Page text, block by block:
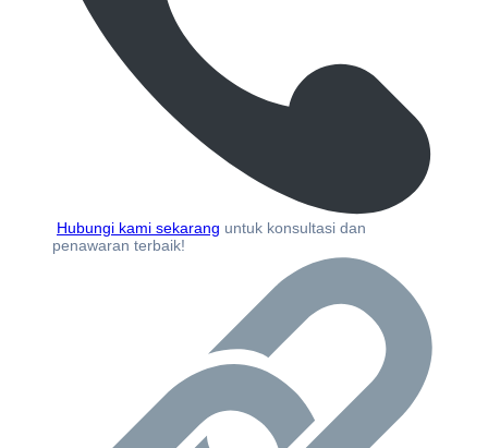
Hubungi kami sekarang untuk konsultasi dan
penawaran terbaik!